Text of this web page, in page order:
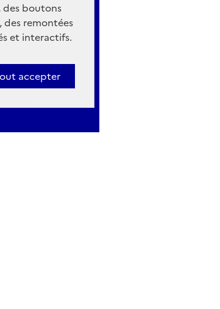
des boutons
des remontées
et interactifs.
accepter